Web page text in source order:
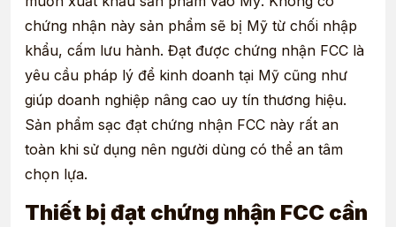
chứng nhận này sản phẩm sẽ bị Mỹ từ chối nhập
khẩu, cấm lưu hành. Đạt được chứng nhận FCC là
yêu cầu pháp lý để kinh doanh tại Mỹ cũng như
giúp doanh nghiệp nâng cao uy tín thương hiệu.
Sản phẩm sạc đạt chứng nhận FCC này rất an
toàn khi sử dụng nên người dùng có thể an tâm
chọn lựa.
Thiết bị đạt chứng nhận FCC cần